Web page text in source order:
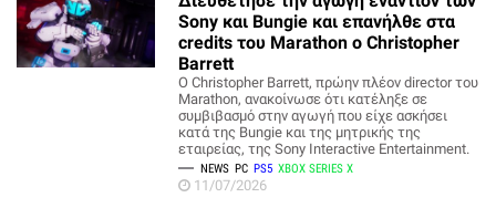
Sony και Bungie και επανήλθε στα
credits του Marathon ο Christopher
Barrett
Ο Christopher Barrett, πρώην πλέον director του
Marathon, ανακοίνωσε ότι κατέληξε σε
συμβιβασμό στην αγωγή που είχε ασκήσει
κατά της Bungie και της μητρικής της
εταιρείας, της Sony Interactive Entertainment.
NEWS PC PS5 XBOX SERIES X
11/07/2026